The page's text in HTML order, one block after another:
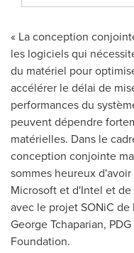
« La conception
les logiciels qui
du matériel pour
accélérer le délai de
performances du
peuvent dépendre
matérielles. Dans le
conception conjointe
sommes heureux
Microsoft et d'Intel et
avec le projet SONiC
George Tchaparian,
Foundation.